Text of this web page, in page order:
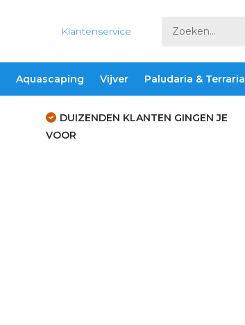
Klantenservice
Aquascaping Vijver Paludaria & Terraria
DUIZENDEN KLANTEN GINGEN JE
VOOR